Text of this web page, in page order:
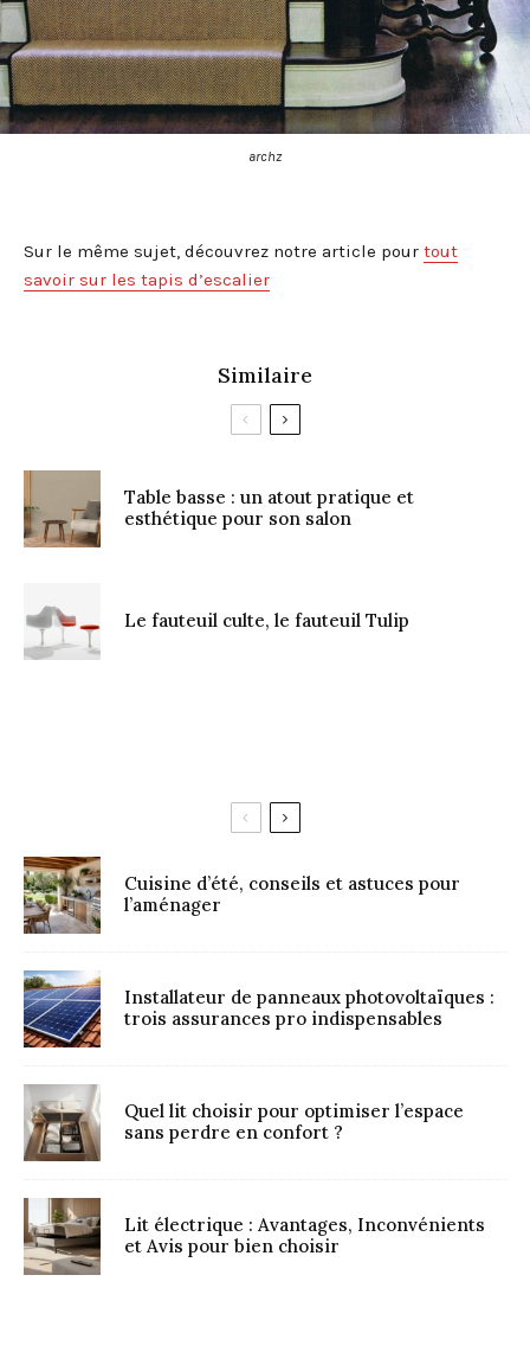
archz
Sur le même sujet, découvrez notre article pour tout
savoir sur les tapis d’escalier
Similaire
Table basse : un atout pratique et
esthétique pour son salon
Le fauteuil culte, le fauteuil Tulip
Cuisine d’été, conseils et astuces pour
l’aménager
Installateur de panneaux photovoltaïques :
trois assurances pro indispensables
Quel lit choisir pour optimiser l’espace
sans perdre en confort ?
Lit électrique : Avantages, Inconvénients
et Avis pour bien choisir